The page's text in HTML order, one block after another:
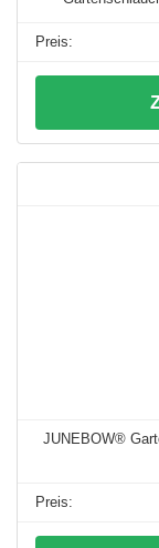
JUNEBOW®